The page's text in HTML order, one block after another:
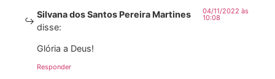
Silvana dos Santos Pereira Martines
disse:
04/11/2022 às
10:08
Glória a Deus!
Responder